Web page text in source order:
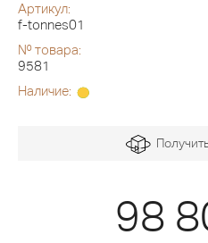
Артикул:
f-tonnes01
№ товара:
9581
Наличие:
98